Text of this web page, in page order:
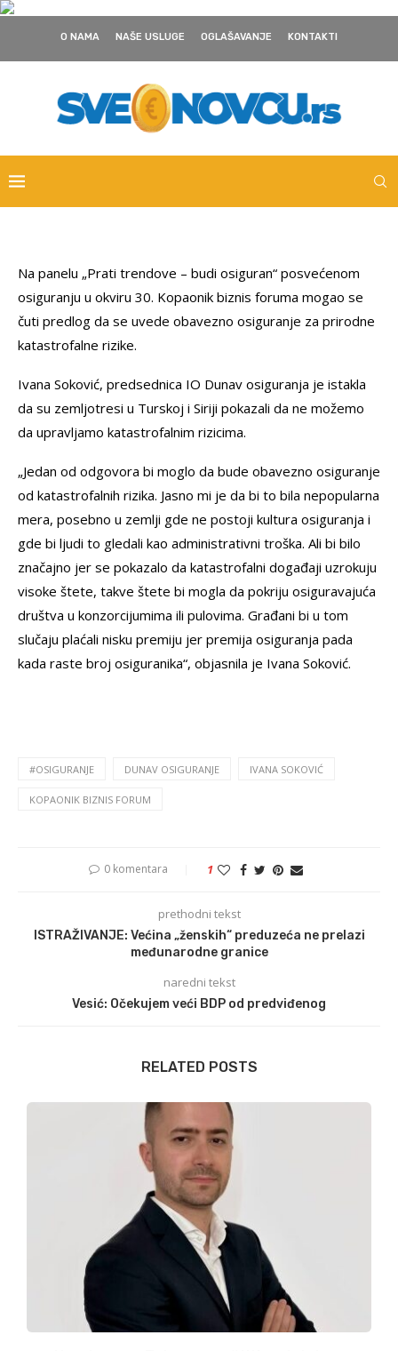
O NAMA NAŠE USLUGE OGLAŠAVANJE KONTAKTI
Na panelu „Prati trendove – budi osiguran“ posvećenom
osiguranju u okviru 30. Kopaonik biznis foruma mogao se
čuti predlog da se uvede obavezno osiguranje za prirodne
katastrofalne rizike.
Ivana Soković, predsednica IO Dunav osiguranja je istakla
da su zemljotresi u Turskoj i Siriji pokazali da ne možemo
da upravljamo katastrofalnim rizicima.
„Jedan od odgovora bi moglo da bude obavezno osiguranje
od katastrofalnih rizika. Jasno mi je da bi to bila nepopularna
mera, posebno u zemlji gde ne postoji kultura osiguranja i
gde bi ljudi to gledali kao administrativni troška. Ali bi bilo
značajno jer se pokazalo da katastrofalni događaji uzrokuju
visoke štete, takve štete bi mogla da pokriju osiguravajuća
društva u konzorcijumima ili pulovima. Građani bi u tom
slučaju plaćali nisku premiju jer premija osiguranja pada
kada raste broj osiguranika“, objasnila je Ivana Soković.
#OSIGURANJE DUNAV OSIGURANJE IVANA SOKOVIĆ
KOPAONIK BIZNIS FORUM
0 komentara 1
prethodni tekst
ISTRAŽIVANJE: Većina „ženskih“ preduzeća ne prelazi
međunarodne granice
naredni tekst
Vesić: Očekujem veći BDP od predviđenog
RELATED POSTS